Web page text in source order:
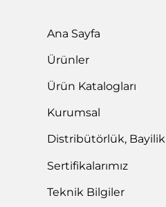
Ana Sayfa
Ürünler
Ürün Katalogları
Kurumsal
Distribütörlük, Bayilik
Sertifikalarımız
Teknik Bilgiler